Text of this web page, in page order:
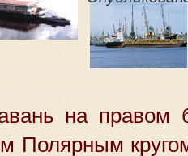
на правом
Полярным